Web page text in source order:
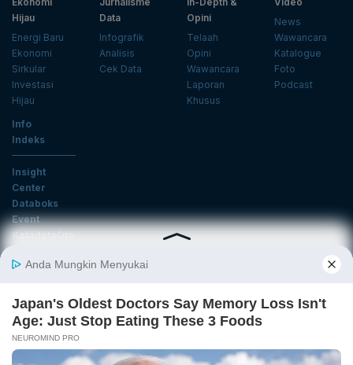
Hijau
Energi Baru
Ekonomi
Sirkular
Investasi
Hijau
Data
Infografik
Analisis
Cek Data
Opini
Telaah
Opini
Wawancara
Laporan
Khusus
News
Wawancara
Katalogue
Foto
Podcast
Info
Indeks
Insight
Center
Databoks
Event
KatadataOto
Email
Daftar